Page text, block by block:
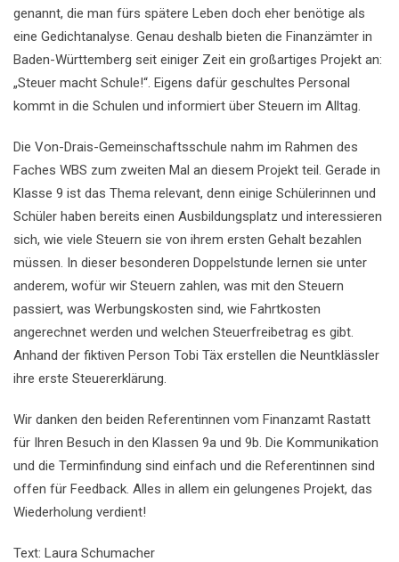
genannt, die man fürs spätere Leben doch eher benötige als
eine Gedichtanalyse. Genau deshalb bieten die Finanzämter in
Baden-Württemberg seit einiger Zeit ein großartiges Projekt an:
„Steuer macht Schule!“. Eigens dafür geschultes Personal
kommt in die Schulen und informiert über Steuern im Alltag.
Die Von-Drais-Gemeinschaftsschule nahm im Rahmen des
Faches WBS zum zweiten Mal an diesem Projekt teil. Gerade in
Klasse 9 ist das Thema relevant, denn einige Schülerinnen und
Schüler haben bereits einen Ausbildungsplatz und interessieren
sich, wie viele Steuern sie von ihrem ersten Gehalt bezahlen
müssen. In dieser besonderen Doppelstunde lernen sie unter
anderem, wofür wir Steuern zahlen, was mit den Steuern
passiert, was Werbungskosten sind, wie Fahrtkosten
angerechnet werden und welchen Steuerfreibetrag es gibt.
Anhand der fiktiven Person Tobi Täx erstellen die Neuntklässler
ihre erste Steuererklärung.
Wir danken den beiden Referentinnen vom Finanzamt Rastatt
für Ihren Besuch in den Klassen 9a und 9b. Die Kommunikation
und die Terminfindung sind einfach und die Referentinnen sind
offen für Feedback. Alles in allem ein gelungenes Projekt, das
Wiederholung verdient!
Text: Laura Schumacher